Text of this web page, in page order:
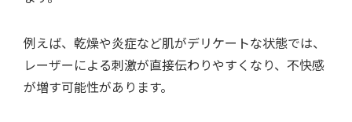
例えば、乾燥や炎症など肌がデリケートな状態では、
レーザーによる刺激が直接伝わりやすくなり、不快感
が増す可能性があります。